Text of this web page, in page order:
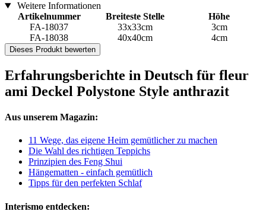
Weitere Informationen
Artikelnummer
Breiteste Stelle
Höhe
FA-18037
33x33cm
3cm
FA-18038
40x40cm 4cm
Dieses Produkt bewerten
Erfahrungsberichte in Deutsch für fleur
ami Deckel Polystone Style anthrazit
Aus unserem Magazin:
11 Wege, das eigene Heim gemütlicher zu machen
Die Wahl des richtigen Teppichs
Prinzipien des Feng Shui
Hängematten - einfach gemütlich
Tipps für den perfekten Schlaf
Interismo entdecken: